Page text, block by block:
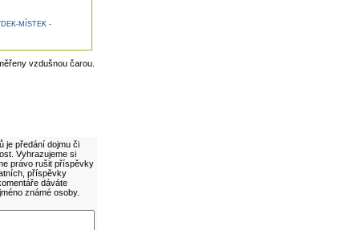
MÍSTEK -
vzdušnou čarou.
je předání dojmu či
Vyhrazujeme si
právo rušit příspěvky
příspěvky
dáváte
známé osoby.